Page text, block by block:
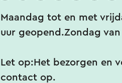
Maandag tot en met
uur geopend.Zondag
Let op:Het bezorgen en
contact op.